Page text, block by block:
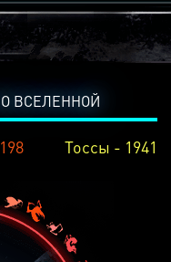
ВСЕЛЕННОЙ
Тоссы - 1941